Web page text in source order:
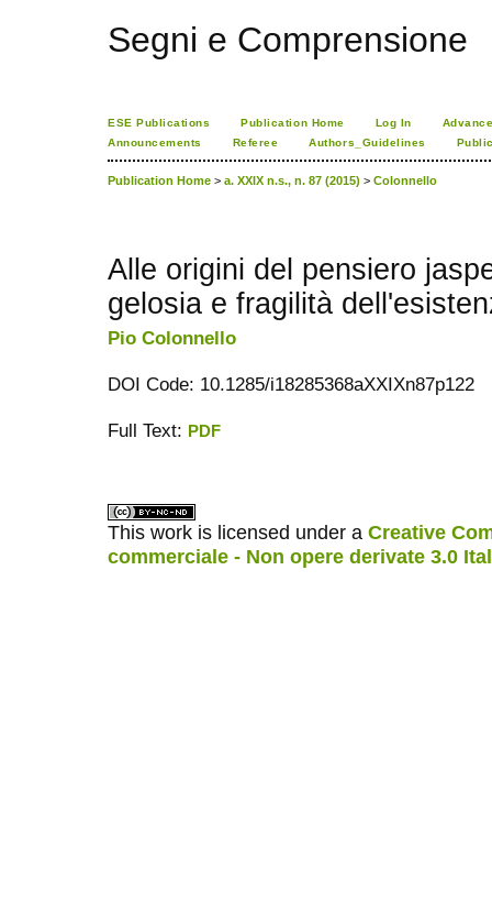
Segni e Comprensione
ESE Publications Publication Home Log In
Announcements
Referee Authors_Guidelines
Publication Home > a. XXIX n.s., n. 87 (2015) > Colonnello
Alle origini del pensiero
gelosia e fragilità
Pio Colonnello
DOI Code: 10.1285/i18285368aXXIXn87p122
Full Text: PDF
This work is licensed under a Creative
commerciale - Non opere derivate 3.0